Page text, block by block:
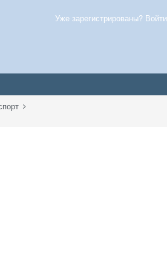
Уже зарегистрированы? Войти